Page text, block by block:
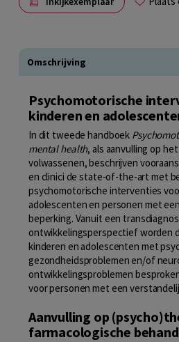
Omschrijving
Psychomotorische
kinderen en
In dit tweede handboek
mental health, als aanvulling op
volwassenen, beschrijven
en clinici de state-of-the-art met
psychomotorische interventies
adolescenten en personen met
beperking. Vanuit een
ontwikkelingsperspectief worden
kinderen en adolescenten met
gezondheidsproblemen en/of
ontwikkelingsproblemen
voor personen met een
Aanvulling op
farmacologische